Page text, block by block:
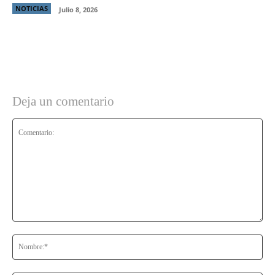
NOTICIAS Julio 8, 2026
Deja un comentario